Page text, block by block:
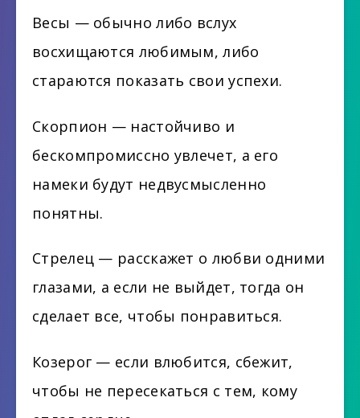
Весы — обычно либо вслух
восхищаются любимым, либо
стараются показать свои успехи.
Скорпион — настойчиво и
бескомпромиссно увлечет, а его
намеки будут недвусмысленно
понятны.
Стрелец — расскажет о любви одними
глазами, а если не выйдет, тогда он
сделает все, чтобы понравиться.
Козерог — если влюбится, сбежит,
чтобы не пересекаться с тем, кому